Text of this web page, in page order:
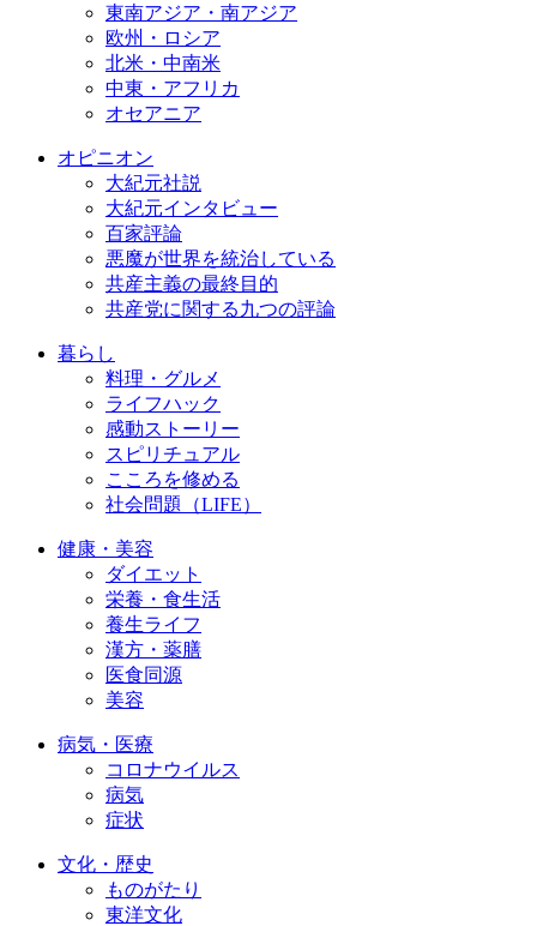
東南アジア・南アジア
欧州・ロシア
北米・中南米
中東・アフリカ
オセアニア
オピニオン
大紀元社説
大紀元インタビュー
百家評論
悪魔が世界を統治している
共産主義の最終目的
共産党に関する九つの評論
暮らし
料理・グルメ
ライフハック
感動ストーリー
スピリチュアル
こころを修める
社会問題（LIFE）
健康・美容
ダイエット
栄養・食生活
養生ライフ
漢方・薬膳
医食同源
美容
病気・医療
コロナウイルス
病気
症状
文化・歴史
ものがたり
東洋文化